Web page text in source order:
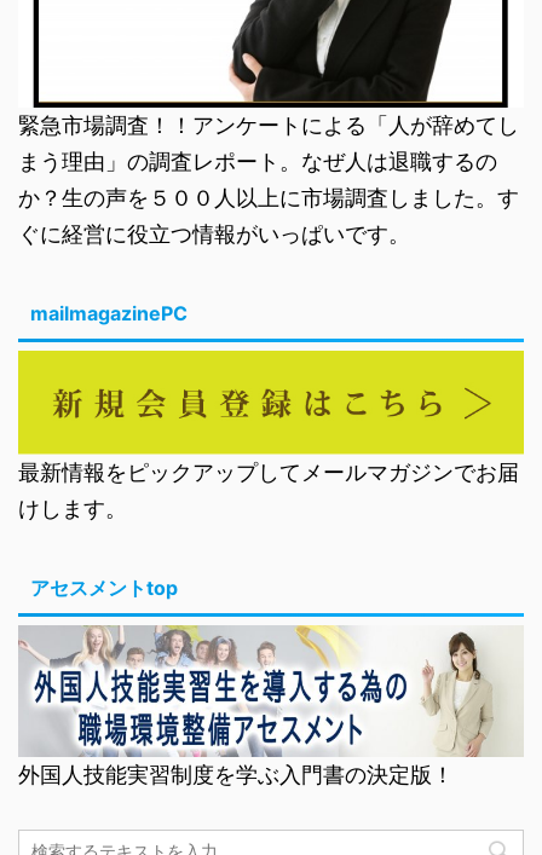
緊急市場調査！！アンケートによる「人が辞めてし
まう理由」の調査レポート。なぜ人は退職するの
か？生の声を５００人以上に市場調査しました。す
ぐに経営に役立つ情報がいっぱいです。
mailmagazinePC
最新情報をピックアップしてメールマガジンでお届
けします。
アセスメントtop
外国人技能実習制度を学ぶ入門書の決定版！